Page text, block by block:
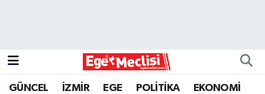
GÜNCEL İZMİR EGE POLİTİKA EKONOMİ